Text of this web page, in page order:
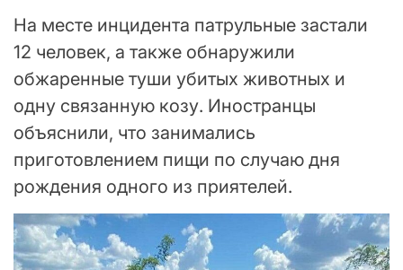
На месте инцидента патрульные застали
12 человек, а также обнаружили
обжаренные туши убитых животных и
одну связанную козу. Иностранцы
объяснили, что занимались
приготовлением пищи по случаю дня
рождения одного из приятелей.